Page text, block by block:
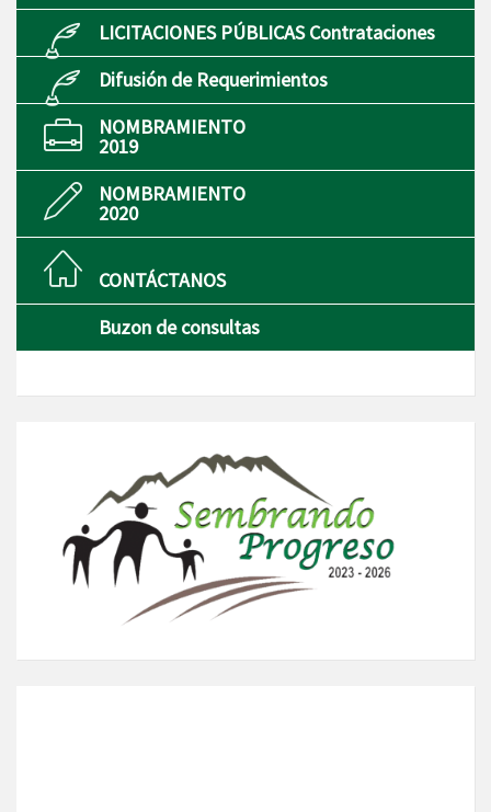
LICITACIONES PÚBLICAS Contrataciones
Difusión de Requerimientos
NOMBRAMIENTO
2019
NOMBRAMIENTO
2020
CONTÁCTANOS
Buzon de consultas